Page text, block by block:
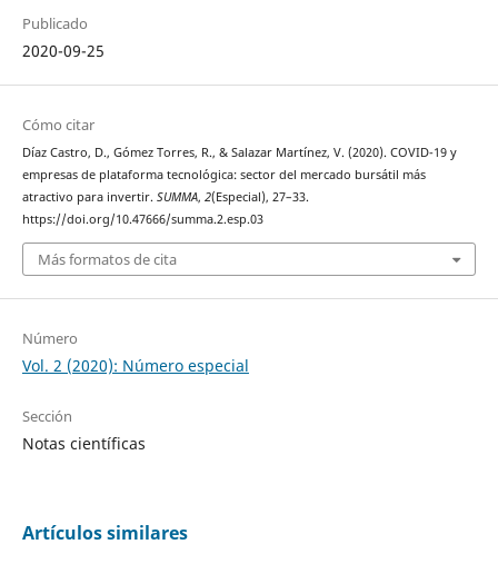
Publicado
2020-09-25
Cómo citar
Díaz Castro, D., Gómez Torres, R., & Salazar Martínez, V. (2020). COVID-19 y
empresas de plataforma tecnológica: sector del mercado bursátil más
atractivo para invertir. SUMMA, 2(Especial), 27–33.
https://doi.org/10.47666/summa.2.esp.03
Más formatos de cita
Número
Vol. 2 (2020): Número especial
Sección
Notas científicas
Artículos similares